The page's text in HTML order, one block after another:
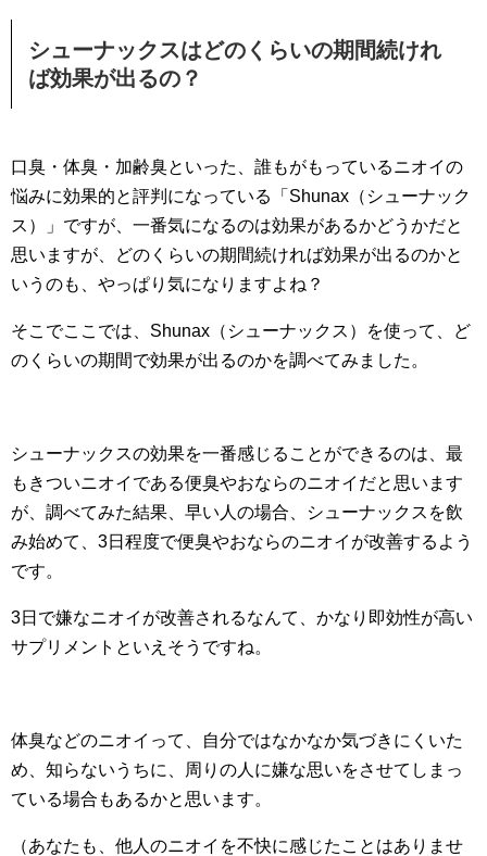
シューナックスはどのくらいの期間続けれ
ば効果が出るの？
口臭・体臭・加齢臭といった、誰もがもっているニオイの
悩みに効果的と評判になっている「Shunax（シューナック
ス）」ですが、一番気になるのは効果があるかどうかだと
思いますが、どのくらいの期間続ければ効果が出るのかと
いうのも、やっぱり気になりますよね？
そこでここでは、Shunax（シューナックス）を使って、ど
のくらいの期間で効果が出るのかを調べてみました。
シューナックスの効果を一番感じることができるのは、最
もきついニオイである便臭やおならのニオイだと思います
が、調べてみた結果、早い人の場合、シューナックスを飲
み始めて、3日程度で便臭やおならのニオイが改善するよう
です。
3日で嫌なニオイが改善されるなんて、かなり即効性が高い
サプリメントといえそうですね。
体臭などのニオイって、自分ではなかなか気づきにくいた
め、知らないうちに、周りの人に嫌な思いをさせてしまっ
ている場合もあるかと思います。
（あなたも、他人のニオイを不快に感じたことはありませ